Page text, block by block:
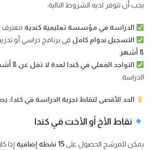
يجب أن تتوفر لديه الشروط التالية:
الدراسة في مؤسسة تعليمية كندية معترف
التسجيل بدوام كامل في برنامج دراسي أو
8 أشهر
.
التواجد الفعلي في كندا لمدة لا تقل عن 8 أشهر
الدراسة.
الحد الأقصى لنقاط تجربة الدراسة في كندا: يصل
نقاط الأخ أو الأخت في كندا
يمكن للمرشح الحصول على15 نقطة إضافية إذا